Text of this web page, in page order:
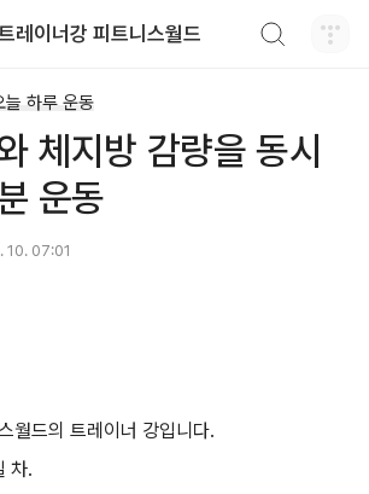
레이너강 피트니스월드
하루 운동
체지방 감량을 동시
운동
10. 07:01
월드의 트레이너 강입니다.
차.